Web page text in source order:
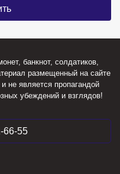
банкнот, солдатиков,
размещенный на сайте
не является пропагандой
убеждений и взглядов!
66-55